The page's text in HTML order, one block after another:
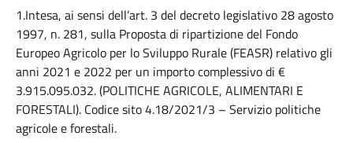
1.Intesa, ai sensi dell’art. 3 del decreto legislativo 28 agosto
1997, n. 281, sulla Proposta di ripartizione del Fondo
Europeo Agricolo per lo Sviluppo Rurale (FEASR) relativo gli
anni 2021 e 2022 per un importo complessivo di €
3.915.095.032. (POLITICHE AGRICOLE, ALIMENTARI E
FORESTALI). Codice sito 4.18/2021/3 – Servizio politiche
agricole e forestali.